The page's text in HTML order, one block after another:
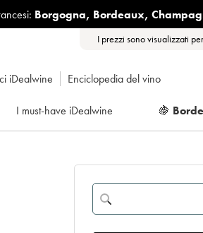
Borgogna, Bordeaux,
I prezzi sono visualizzati
iDealwine Enciclopedia del vino
I must-have iDealwine 🍇